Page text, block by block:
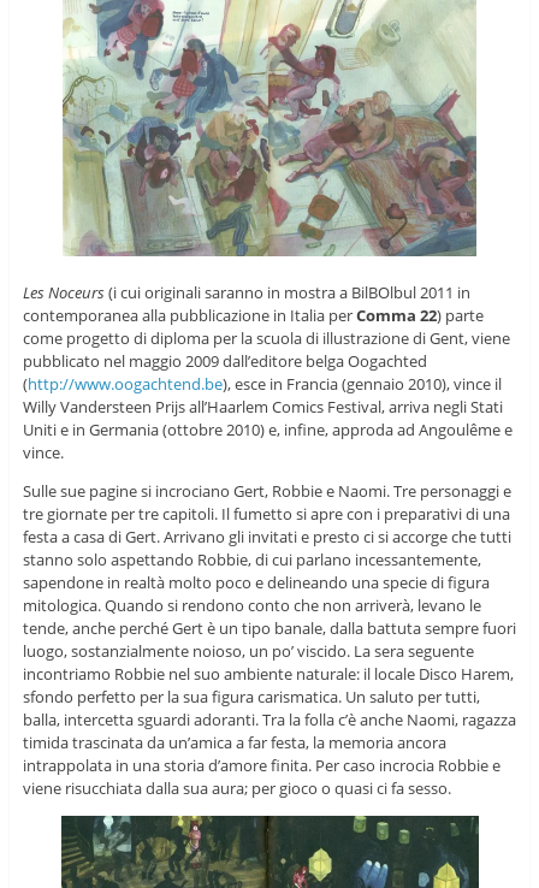
Les Noceurs(i cui originali saranno in mostra a BilBOlbul 2011 in
contemporanea alla pubblicazione in Italia perComma 22) parte
come progetto di diploma per la scuola di illustrazione di Gent, viene
pubblicato nel maggio 2009 dall’editore belga Oogachted
(http://www.oogachtend.be), esce in Francia (gennaio 2010), vince il
Willy Vandersteen Prijs all’Haarlem Comics Festival, arriva negli Stati
Uniti e in Germania (ottobre 2010) e, infine, approda ad Angoulême e
vince.
Sulle sue pagine si incrociano Gert, Robbie e Naomi. Tre personaggi e
tre giornate per tre capitoli. Il fumetto si apre con i preparativi di una
festa a casa di Gert. Arrivano gli invitati e presto ci si accorge che tutti
stanno solo aspettando Robbie, di cui parlano incessantemente,
sapendone in realtà molto poco e delineando una specie di figura
mitologica. Quando si rendono conto che non arriverà, levano le
tende, anche perché Gert è un tipo banale, dalla battuta sempre fuori
luogo, sostanzialmente noioso, un po’ viscido. La sera seguente
incontriamo Robbie nel suo ambiente naturale: il locale Disco Harem,
sfondo perfetto per la sua figura carismatica. Un saluto per tutti,
balla, intercetta sguardi adoranti. Tra la folla c’è anche Naomi, ragazza
timida trascinata da un’amica a far festa, la memoria ancora
intrappolata in una storia d’amore finita. Per caso incrocia Robbie e
viene risucchiata dalla sua aura; per gioco o quasi ci fa sesso.